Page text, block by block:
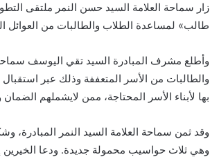
زار سماحة العلامة السيد حسن النمر ملتقى
طالب» لمساعدة الطلاب والطالبات من العوائل
وأطلع مشرف المبادرة السيد تقي اليوسف سماحة
والطالبات من الأسر المتعففة وذلك عبر
بها لأبناء الأسر المحتاجة، ممن لايشملهم
وقد ثمن سماحة العلامة السيد النمر المبادرة،
وهي ثلاث حواسيب محمولة جديدة. ودعا